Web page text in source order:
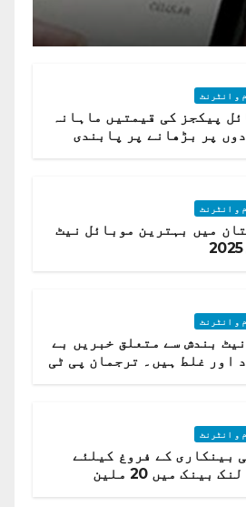
و انٹرنٹ
پیکجز کی قیمتیں ماہانہ
پر بڑھانے پر پابندی
و انٹرنٹ
میں بہترین موبائل نیٹ
و انٹرنٹ
بندش سے متعلق خبریں بے
بنیاد اور غلط ہیں۔ ترجمان پی ٹی
و انٹرنٹ
بینکاری کے فروغ کیلئے
موبی لنک بینک میں 20 ملین